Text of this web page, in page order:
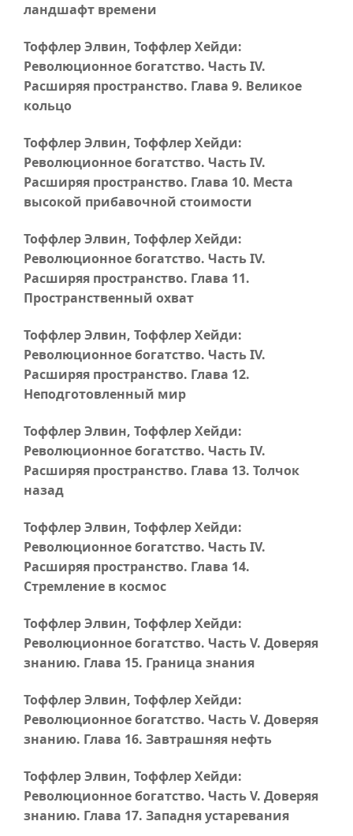
ландшафт времени
Тоффлер Элвин, Тоффлер Хейди:
Революционное богатство. Часть IV.
Расширяя пространство. Глава 9. Великое
кольцо
Тоффлер Элвин, Тоффлер Хейди:
Революционное богатство. Часть IV.
Расширяя пространство. Глава 10. Места
высокой прибавочной стоимости
Тоффлер Элвин, Тоффлер Хейди:
Революционное богатство. Часть IV.
Расширяя пространство. Глава 11.
Пространственный охват
Тоффлер Элвин, Тоффлер Хейди:
Революционное богатство. Часть IV.
Расширяя пространство. Глава 12.
Неподготовленный мир
Тоффлер Элвин, Тоффлер Хейди:
Революционное богатство. Часть IV.
Расширяя пространство. Глава 13. Толчок
назад
Тоффлер Элвин, Тоффлер Хейди:
Революционное богатство. Часть IV.
Расширяя пространство. Глава 14.
Стремление в космос
Тоффлер Элвин, Тоффлер Хейди:
Революционное богатство. Часть V. Доверяя
знанию. Глава 15. Граница знания
Тоффлер Элвин, Тоффлер Хейди:
Революционное богатство. Часть V. Доверяя
знанию. Глава 16. Завтрашняя нефть
Тоффлер Элвин, Тоффлер Хейди:
Революционное богатство. Часть V. Доверяя
знанию. Глава 17. Западня устаревания